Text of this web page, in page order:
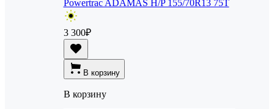
Powertrac ADAMAS H/P 155/70R13 75T
3 300₽
В корзину
В корзину